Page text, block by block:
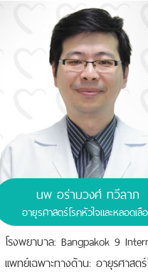
นพ อร่ามวงศ์ ทวีลาภ
อายุรศาสตร์โรคหัวใจและหลอดเลื